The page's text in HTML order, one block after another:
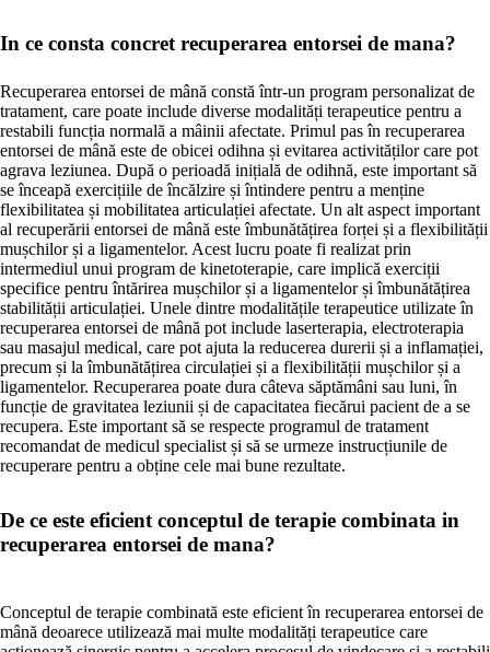
In ce consta concret recuperarea entorsei de mana?
Recuperarea entorsei de mână constă într-un program personalizat de
tratament, care poate include diverse modalități terapeutice pentru a
restabili funcția normală a mâinii afectate. Primul pas în recuperarea
entorsei de mână este de obicei odihna și evitarea activităților care pot
agrava leziunea. După o perioadă inițială de odihnă, este important să
se înceapă exercițiile de încălzire și întindere pentru a menține
flexibilitatea și mobilitatea articulației afectate. Un alt aspect important
al recuperării entorsei de mână este îmbunătățirea forței și a flexibilității
mușchilor și a ligamentelor. Acest lucru poate fi realizat prin
intermediul unui program de kinetoterapie, care implică exerciții
specifice pentru întărirea mușchilor și a ligamentelor și îmbunătățirea
stabilității articulației. Unele dintre modalitățile terapeutice utilizate în
recuperarea entorsei de mână pot include laserterapia, electroterapia
sau masajul medical, care pot ajuta la reducerea durerii și a inflamației,
precum și la îmbunătățirea circulației și a flexibilității mușchilor și a
ligamentelor. Recuperarea poate dura câteva săptămâni sau luni, în
funcție de gravitatea leziunii și de capacitatea fiecărui pacient de a se
recupera. Este important să se respecte programul de tratament
recomandat de medicul specialist și să se urmeze instrucțiunile de
recuperare pentru a obține cele mai bune rezultate.
De ce este eficient conceptul de terapie combinata in
recuperarea entorsei de mana?
Conceptul de terapie combinată este eficient în recuperarea entorsei de
mână deoarece utilizează mai multe modalități terapeutice care